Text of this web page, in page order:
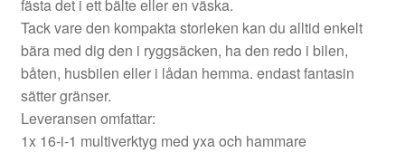
fästa det i ett bälte eller en väska.
Tack vare den kompakta storleken kan du alltid enkelt
bära med dig den i ryggsäcken, ha den redo i bilen,
båten, husbilen eller i lådan hemma. endast fantasin
sätter gränser.
Leveransen omfattar:
1x 16-i-1 multiverktyg med yxa och hammare